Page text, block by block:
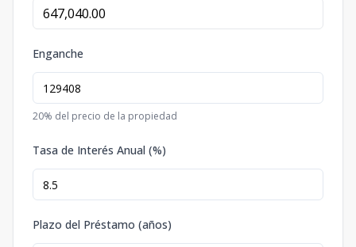
Enganche
20% del precio de la propiedad
Tasa de Interés Anual (%)
Plazo del Préstamo (años)